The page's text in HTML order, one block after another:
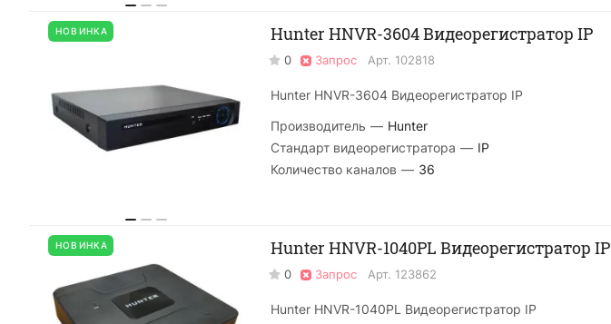
НОВИНКА Hunter HNVR-3604 Видеорегистратор IP
0 Запрос Арт. 102818
Hunter HNVR-3604 Видеорегистратор IP
Производитель — Hunter
Стандарт видеорегистратора — IP
Количество каналов — 36
НОВИНКА Hunter HNVR-1040PL Видеорегистратор IP
0 Запрос Арт. 123862
Hunter HNVR-1040PL Видеорегистратор IP